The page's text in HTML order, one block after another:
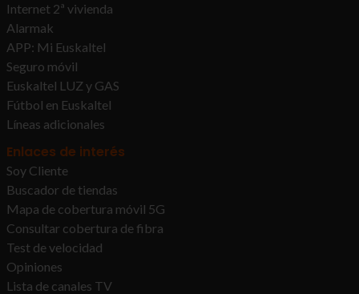
Internet 2ª vivienda
Alarmak
APP: Mi Euskaltel
Seguro móvil
Euskaltel LUZ y GAS
Fútbol en Euskaltel
Líneas adicionales
Enlaces de interés
Soy Cliente
Buscador de tiendas
Mapa de cobertura móvil 5G
Consultar cobertura de fibra
Test de velocidad
Opiniones
Lista de canales TV